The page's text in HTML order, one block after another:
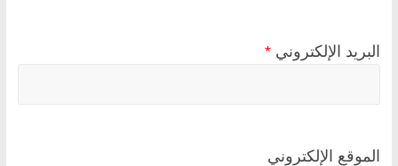
البريد الإلكتروني *
الموقع الإلكتروني